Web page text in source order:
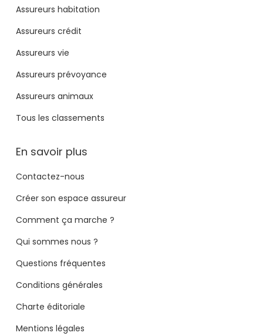
Assureurs habitation
Assureurs crédit
Assureurs vie
Assureurs prévoyance
Assureurs animaux
Tous les classements
En savoir plus
Contactez-nous
Créer son espace assureur
Comment ça marche ?
Qui sommes nous ?
Questions fréquentes
Conditions générales
Charte éditoriale
Mentions légales